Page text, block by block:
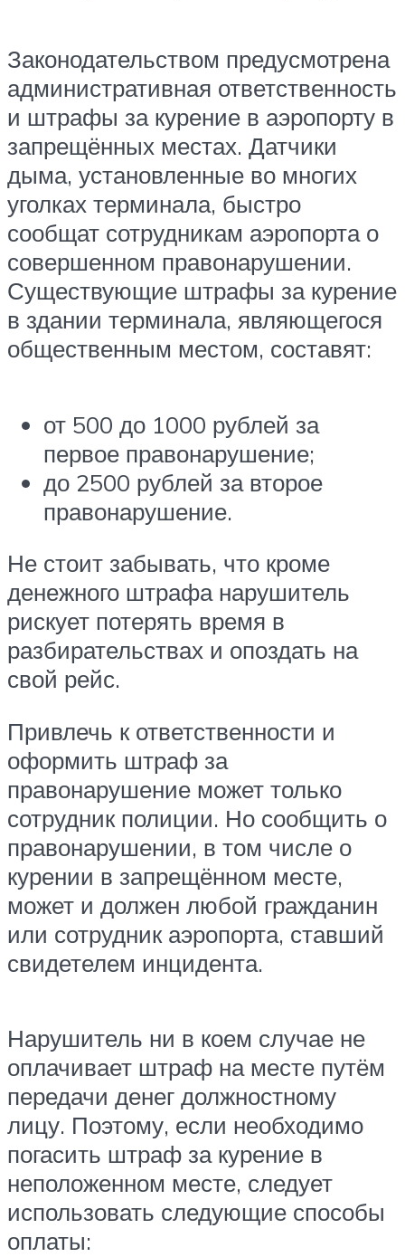
Законодательством предусмотрена
административная ответственность
и штрафы за курение в аэропорту в
запрещённых местах. Датчики
дыма, установленные во многих
уголках терминала, быстро
сообщат сотрудникам аэропорта о
совершенном правонарушении.
Существующие штрафы за курение
в здании терминала, являющегося
общественным местом, составят:
от 500 до 1000 рублей за
первое правонарушение;
до 2500 рублей за второе
правонарушение.
Не стоит забывать, что кроме
денежного штрафа нарушитель
рискует потерять время в
разбирательствах и опоздать на
свой рейс.
Привлечь к ответственности и
оформить штраф за
правонарушение может только
сотрудник полиции. Но сообщить о
правонарушении, в том числе о
курении в запрещённом месте,
может и должен любой гражданин
или сотрудник аэропорта, ставший
свидетелем инцидента.
Нарушитель ни в коем случае не
оплачивает штраф на месте путём
передачи денег должностному
лицу. Поэтому, если необходимо
погасить штраф за курение в
неположенном месте, следует
использовать следующие способы
оплаты: